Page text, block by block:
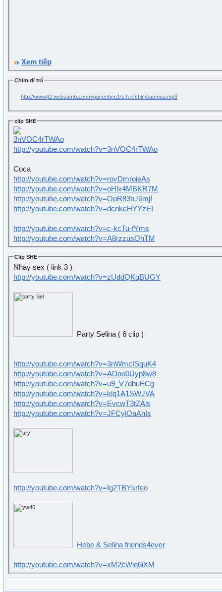
Xem tiếp
Chim di trú
http://www42.websamba.com/queenbee1/s.h.e/chimbaomua.mp3
clip SHE
http://youtube.com/watch?v=3nVOC4rTWAo
Coca
http://youtube.com/watch?v=rovDmroieAs
http://youtube.com/watch?v=oHlx4MBKR7M
http://youtube.com/watch?v=OoR83bJ6mjI
http://youtube.com/watch?v=dcnkcHYYzEI
http://youtube.com/watch?v=c-kcTu-fYms
http://youtube.com/watch?v=A8rzzusOhTM
Clip SHE
Nhay sex ( link 3 )
http://youtube.com/watch?v=zUddQKqBUGY
Party Selina ( 6 clip )
http://youtube.com/watch?v=3nWmcISquK4
http://youtube.com/watch?v=ADoo0Uyp8w8
http://youtube.com/watch?v=u9_V7dbuECg
http://youtube.com/watch?v=klq1A1SWJVA
http://youtube.com/watch?v=EvcwT3tZAls
http://youtube.com/watch?v=JFCyiOaAnIs
http://youtube.com/watch?v=Ig2TBYsrfeo
Hebe & Selina friends4ever
http://youtube.com/watch?v=xM2cWiq6iXM